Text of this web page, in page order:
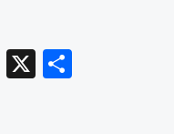
Li
nk
X